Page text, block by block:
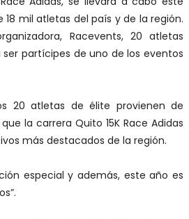
mil atletas del país y de la región.
Racevents, 20 atletas
partícipes de uno de los eventos
20 atletas de élite provienen de
la carrera Quito 15K Race Adidas
más destacados de la región.
especial y además, este año es